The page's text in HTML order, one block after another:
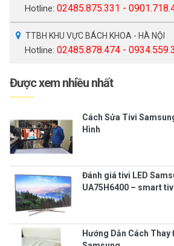
Hotline: 02485.875.331 -
TTBH KHU VỰC BÁCH KHOA - HÀ NỘI
Hotline: 02485.878.474 -
Được xem nhiều nhất
Cách Sửa Tivi
Hình
Đánh giá tivi LED
UA75H6400 – smart
Hướng Dẫn Cách Thay